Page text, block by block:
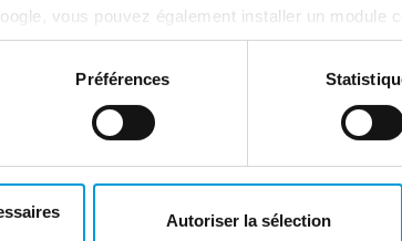
vous pouvez également installer un module
ici :https://tools.google.com/dlpage/
Préférences
Autoriser la sélection
Terms of Use
Cookie Policy
Make a whistleblower report
Modern Slavery Act
Code of Conduct